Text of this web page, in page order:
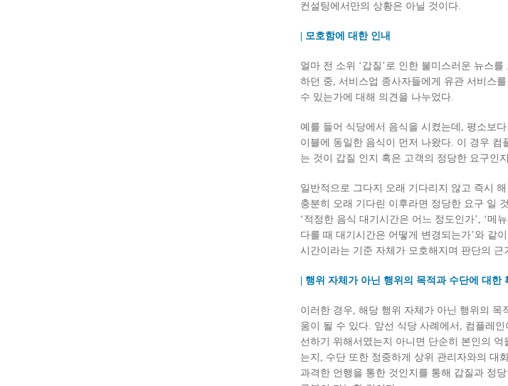
컨설팅에서만의 상황은 아닐 것이다.
| 모호함에 대한 인내
얼마 전 소위 ‘갑질’로 인한 불미스러운 뉴스
하던 중, 서비스업 종사자들에게 유관 서비스
수 있는가에 대해 의견을 나누었다.
예를 들어 식당에서 음식을 시켰는데, 평소보
이블에 동일한 음식이 먼저 나왔다. 이 경우 컴
는 것이 갑질 인지 혹은 고객의 정당한 요구인
일반적으로 그다지 오래 기다리지 않고 즉시
충분히 오래 기다린 이후라면 정당한 요구 일
‘적정한 음식 대기시간은 어느 정도인가’, ‘메
다를 때 대기시간은 어떻게 변경되는가’와 같
시간이라는 기준 자체가 모호해지며 판단의 근
| 행위 자체가 아닌 행위의 목적과 수단에 대한
이러한 경우, 해당 행위 자체가 아닌 행위의 목
움이 될 수 있다. 앞선 식당 사례에서, 컴플레
선하기 위해서였는지 아니면 단순히 본인의
는지, 수단 또한 정중하게 상위 관리자와의 대
과격한 언행을 통한 것인지를 통해 갑질과 정